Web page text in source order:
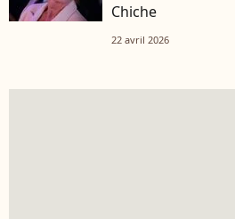
Chiche
22 avril 2026